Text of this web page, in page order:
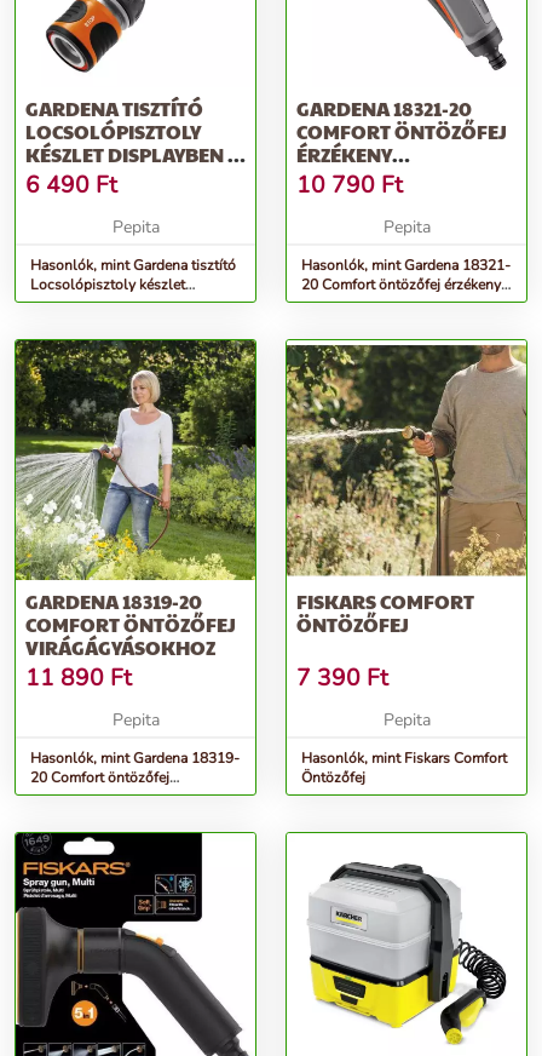
GARDENA TISZTÍTÓ
LOCSOLÓPISZTOLY
KÉSZLET DISPLAYBEN -
SZÜRKE-NARANCS
6 490 Ft
Pepita
Hasonlók, mint Gardena tisztító
Locsolópisztoly készlet
displayben - szürke-narancs
GARDENA 18321-20
COMFORT ÖNTÖZŐFEJ
ÉRZÉKENY
NÖVÉNYEKHEZ
10 790 Ft
Pepita
Hasonlók, mint Gardena 18321-
20 Comfort öntözőfej érzékeny
növényekhez
GARDENA 18319-20
COMFORT ÖNTÖZŐFEJ
VIRÁGÁGYÁSOKHOZ
11 890 Ft
Pepita
Hasonlók, mint Gardena 18319-
20 Comfort öntözőfej
virágágyásokhoz
FISKARS COMFORT
ÖNTÖZŐFEJ
7 390 Ft
Pepita
Hasonlók, mint Fiskars Comfort
Öntözőfej